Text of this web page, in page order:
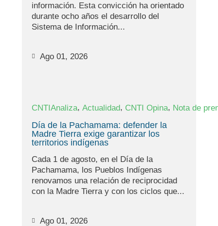
información. Esta convicción ha orientado
durante ocho años el desarrollo del
Sistema de Información...
Ago 01, 2026
CNTIAnaliza, Actualidad, CNTI Opina, Nota de
Día de la Pachamama: defender la
Madre Tierra exige garantizar los
territorios indígenas
Cada 1 de agosto, en el Día de la
Pachamama, los Pueblos Indígenas
renovamos una relación de reciprocidad
con la Madre Tierra y con los ciclos que...
Ago 01, 2026